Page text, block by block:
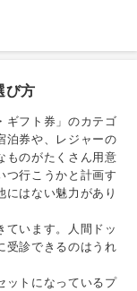
び方
ギフト券」のカテゴ
泊券や、レジャーの
ものがたくさん用意
つ行こうかと計画す
はない魅力があり
ています。人間ドッ
受診できるのはうれ
ットになっているプ